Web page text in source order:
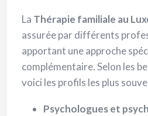
La Thérapie familiale au
assurée par différents
apportant une approche
complémentaire. Selon les
voici les profils les plus
Psychologues et